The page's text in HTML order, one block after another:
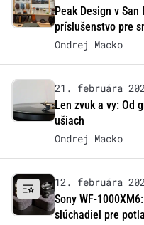
Peak Design v
príslušenstvo pre
Ondrej Macko
21. februára
Len zvuk a vy: Od
ušiach
Ondrej Macko
12. februára
Sony WF-
slúchadiel pre